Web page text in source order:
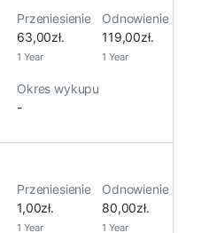
Przeniesienie
63,00zł.
1 Year
Odnowienie
119,00zł.
1 Year
Okres wykupu
-
Przeniesienie
1,00zł.
1 Year
Odnowienie
80,00zł.
1 Year